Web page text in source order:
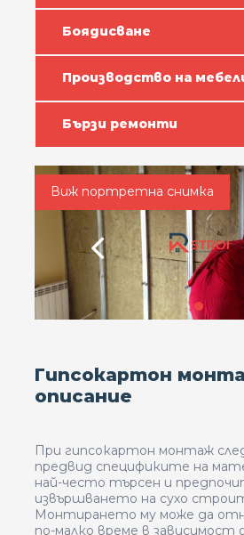
Боядисване
Производство на
Бързи ремонти
Виж портретна снимка
Гипсокартон
описание
При гипсокартон монтаж
предвид спецификите на
най-често търсен и
извършването на сухо
Монтирането му може да
по-малко време в зависимост